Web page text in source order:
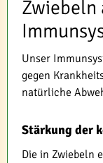
Zwiebeln
Unser
gegen
natürliche
Stärkung der
Die in Zwiebeln